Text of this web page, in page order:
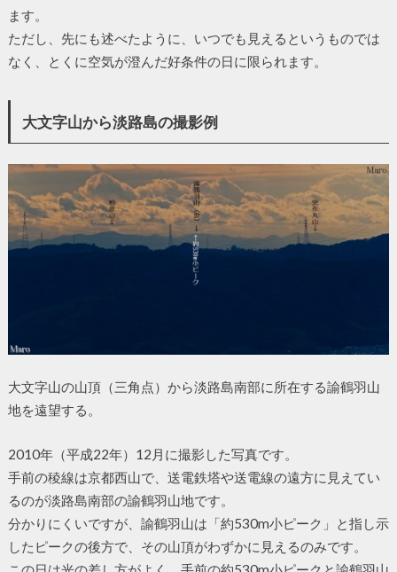
ます。
ただし、先にも述べたように、いつでも見えるというものでは
なく、とくに空気が澄んだ好条件の日に限られます。
大文字山から淡路島の撮影例
大文字山の山頂（三角点）から淡路島南部に所在する諭鶴羽山
地を遠望する。
2010年（平成22年）12月に撮影した写真です。
手前の稜線は京都西山で、送電鉄塔や送電線の遠方に見えてい
るのが淡路島南部の諭鶴羽山地です。
分かりにくいですが、諭鶴羽山は「約530m小ピーク」と指し示
したピークの後方で、その山頂がわずかに見えるのみです。